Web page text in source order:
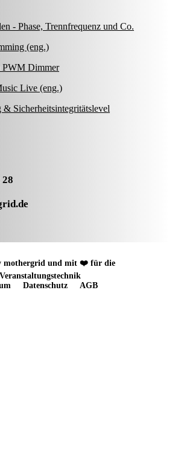
- Phase, Trennfrequenz und Co.
(eng.)
PWM Dimmer
Live (eng.)
Sicherheitsintegritätslevel
28
mothergrid und mit ❤️ für die
Veranstaltungstechnik
Datenschutz AGB